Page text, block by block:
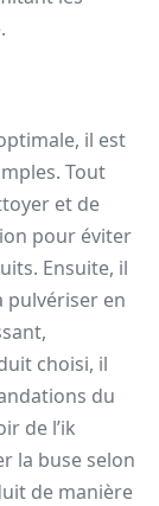
il est
Tout
et de
pour éviter
Ensuite, il
pulvériser en
choisi, il
du
de l’ik
la buse selon
de manière